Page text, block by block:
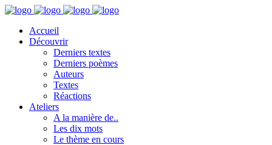
Accueil
Découvrir
Derniers textes
Derniers poèmes
Auteurs
Textes
Réactions
Ateliers
A la manière de..
Les dix mots
Le thème en cours